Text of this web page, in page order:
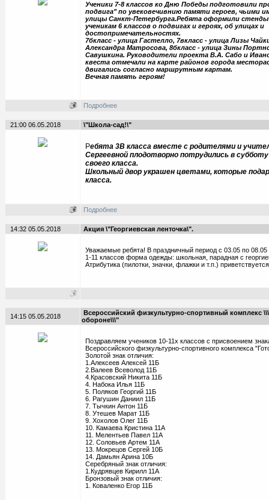
Ученики 7-8 классов ко Дню Победы подготовили
подвига" по увековечивнию памяти героев, чьими
улицы Санкт-Петербурга.Ребята оформили стенды
ученикам 6 классов о подвигах и героях, об улицах и
достопримечательностях.
7бкласс - улица Гастелло, 7вкласс - улица Лизы
Александра Матросова, 8бкласс - улица Зины
Савушкина. Руководители проекта В.А. Сабо и
квеста отмечали на карте районов города
двигались согласно маршрутным картам.
Вечная память героям!
Подробнее
21:00 06.05.2018 \"Школа-сад!\"
Ребята 3В класса вместе с родителями и
Сергеевной плодотворно потрудились в
своего класса.
Школьный двор украшен цветами, которые
класса.
Подробнее
14:32 05.05.2018 Акция \"Георгиевская ленточка\".
Уважаемые ребята! В праздничный период с 03.05 по
1-11 классов форма одежды: школьная, парадная с
Атрибутика (пилотки, значки, флажки и т.п.)
14:15 05.05.2018
Всероссийский физкультурно-спортивный комплекс
обороне\\\"
Поздравляем учеников 10-11х классов с присвоением
Всероссийского физкультурно-спортивного комплекса
Золотой знак отличия:
1.Алексеев Алексей 11Б
2.Валеев Всеволод 11Б
4.Красовский Никита 11Б
4. Набока Илья 11Б
5. Поляков Георгий 11Б
6. Рагушин Даниил 11Б
7. Тычкин Антон 11Б
8. Утешев Марат 11Б
9. Хохолов Олег 11Б
10. Камаева Кристина 11А
11. Мелентьев Павел 11А
12. Соловьев Артем 11А
13. Мокрецов Сергей 10Б
14. Дамьян Арина 10Б
Серебряный знак отличия:
1.Кудрявцев Кирилл 11А
Бронзовый знак отличия:
1. Коваленко Егор 11Б